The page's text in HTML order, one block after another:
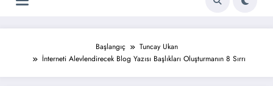
Başlangıç
Tuncay Ukan
İnterneti Alevlendirecek Blog Yazısı Başlıkları Oluşturmanın 8 Sırrı